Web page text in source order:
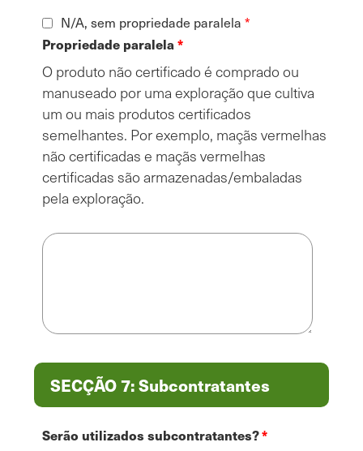
N/A, sem propriedade paralela
Propriedade paralela
O produto não certificado é comprado ou
manuseado por uma exploração que cultiva
um ou mais produtos certificados
semelhantes. Por exemplo, maçãs vermelhas
não certificadas e maçãs vermelhas
certificadas são armazenadas/embaladas
pela exploração.
SECÇÃO 7: Subcontratantes
Serão utilizados subcontratantes?